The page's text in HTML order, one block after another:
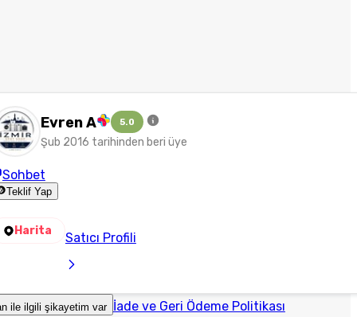
Evren A 5.0
Şub 2016 tarihinden beri üye
Sohbet
Teklif Yap
Harita Satıcı Profili
ile ilgili şikayetim var İade ve Geri Ödeme Politikası